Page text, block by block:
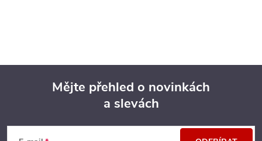
a
Mějte přehled o novinkách
a slevách